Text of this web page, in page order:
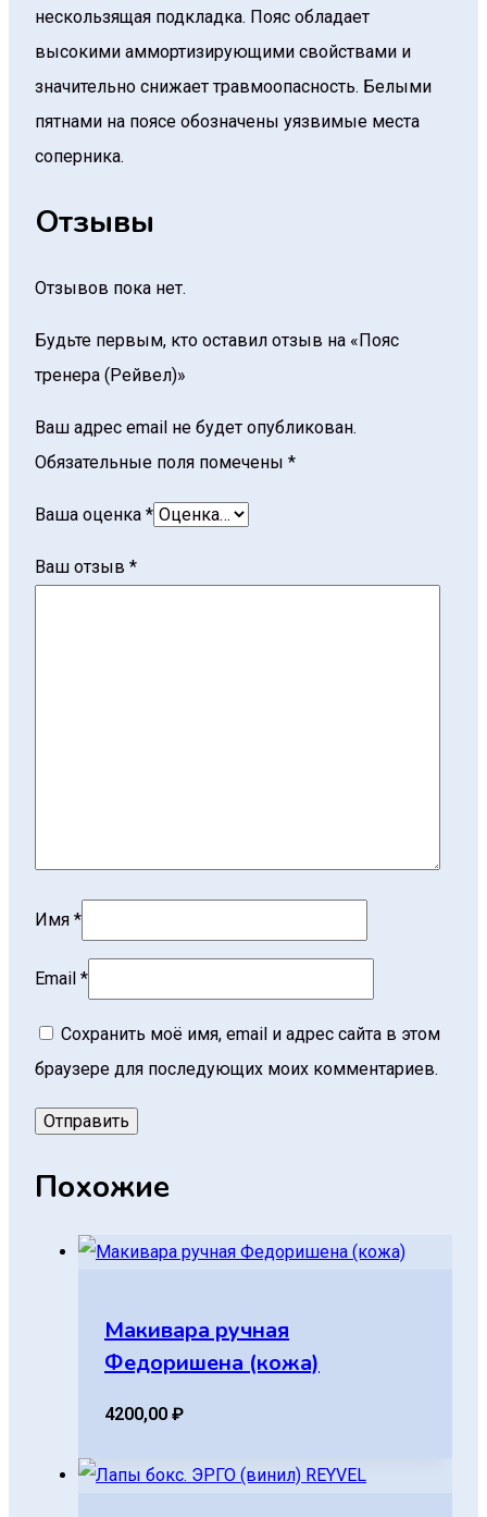
нескользящая подкладка. Пояс обладает
высокими аммортизирующими свойствами и
значительно снижает травмоопасность. Белыми
пятнами на поясе обозначены уязвимые места
соперника.
Отзывы
Отзывов пока нет.
Будьте первым, кто оставил отзыв на «Пояс
тренера (Рейвел)»
Ваш адрес email не будет опубликован.
Обязательные поля помечены *
Ваша оценка *
Ваш отзыв *
Имя *
Email *
Сохранить моё имя, email и адрес сайта в этом
браузере для последующих моих комментариев.
Похожие
Макивара ручная
Федоришена (кожа)
4200,00 ₽